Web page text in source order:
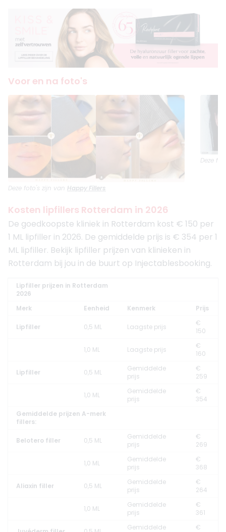
Voor en na foto's
Deze foto's zijn van Happy Fillers
Deze
Kosten lipfillers Rotterdam in 2026
De goedkoopste kliniek in Rotterdam kost € 150 per
1 ML lipfiller in 2026. De gemiddelde prijs is € 354 per 1
ML lipfiller. Bekijk lipfiller prijzen van klinieken in
Rotterdam bij jou in de buurt op Injectablesbooking.
Lipfiller prijzen in Rotterdam
2026
Merk
Eenheid Kenmerk Prijs
Lipfiller 0,5 ML Laagste prijs
€
150
1,0 ML Laagste prijs
€
160
Lipfiller 0,5 ML
Gemiddelde
prijs
€
259
1,0 ML
Gemiddelde
prijs
€
354
Gemiddelde prijzen A-merk
fillers:
Belotero filler 0,5 ML
Gemiddelde
prijs
€
269
1,0 ML
Gemiddelde
prijs
€
368
Aliaxin filler 0,5 ML
Gemiddelde
prijs
€
264
1,0 ML
Gemiddelde
prijs
€
361
Gemiddelde
€